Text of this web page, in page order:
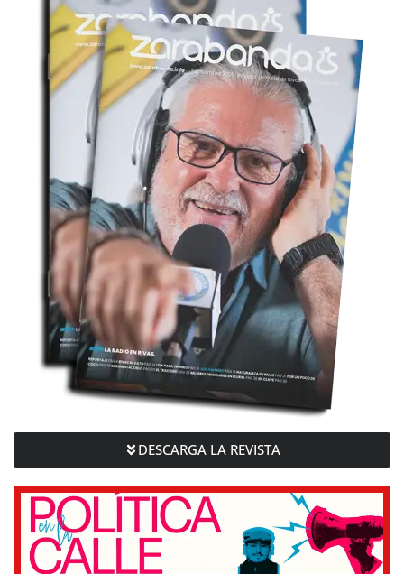
DESCARGA LA REVISTA